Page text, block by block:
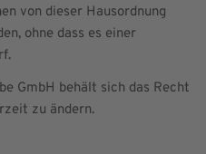
von dieser Hausordnung
ohne dass es einer
GmbH behält sich das Recht
zu ändern.